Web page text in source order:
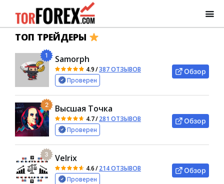
ТОП ТРЕЙДЕРЫ
1 Samorph
4.9/387 ОТЗЫВОВ
Проверен
Обзор
2 Высшая Точка
4.7/281 ОТЗЫВОВ
Проверен
Обзор
3 Velrix
4.6/214 ОТЗЫВОВ
Проверен
Обзор